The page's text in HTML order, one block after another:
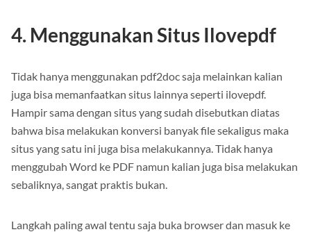
4. Menggunakan Situs Ilovepdf
Tidak hanya menggunakan pdf2doc saja melainkan kalian
juga bisa memanfaatkan situs lainnya seperti ilovepdf.
Hampir sama dengan situs yang sudah disebutkan diatas
bahwa bisa melakukan konversi banyak file sekaligus maka
situs yang satu ini juga bisa melakukannya. Tidak hanya
menggubah Word ke PDF namun kalian juga bisa melakukan
sebaliknya, sangat praktis bukan.
Langkah paling awal tentu saja buka browser dan masuk ke